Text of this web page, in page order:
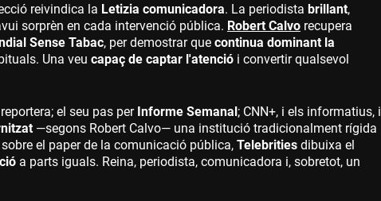
reivindica la Letizia comunicadora. La periodista brillant,
sorprèn en cada intervenció pública. Robert Calvo recupera
Sense Tabac, per demostrar que continua dominant la
Una veu capaç de captar l'atenció i convertir qualsevol
el seu pas per Informe Semanal; CNN+, i els informatius, i
—segons Robert Calvo— una institució tradicionalment rígida
el paper de la comunicació pública, Telebrities dibuixa el
a parts iguals. Reina, periodista, comunicadora i, sobretot, un